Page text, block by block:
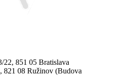
22, 851 05 Bratislava
821 08 Ružinov (Budova